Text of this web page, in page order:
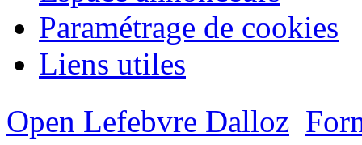
Paramétrage de cookies
Liens utiles
Open Lefebvre Dalloz